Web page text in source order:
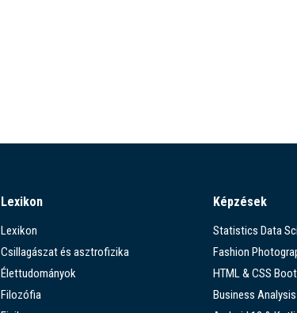
Lexikon
Lexikon
Csillagászat és asztrofizika
Élettudományok
Filozófia
Képzések
Statistics Data
Fashion
HTML & CSS
Business Analysis